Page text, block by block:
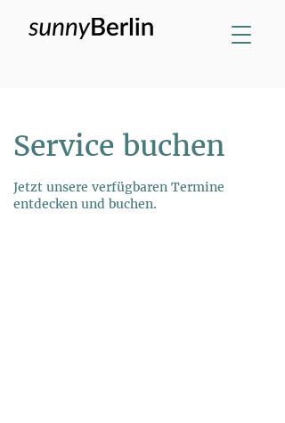
Service buchen
Jetzt unsere verfügbaren Termine
entdecken und buchen.